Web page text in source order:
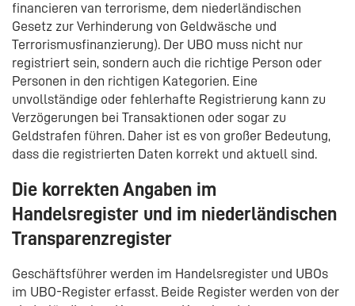
financieren van terrorisme, dem niederländischen
Gesetz zur Verhinderung von Geldwäsche und
Terrorismusfinanzierung). Der UBO muss nicht nur
registriert sein, sondern auch die richtige Person oder
Personen in den richtigen Kategorien. Eine
unvollständige oder fehlerhafte Registrierung kann zu
Verzögerungen bei Transaktionen oder sogar zu
Geldstrafen führen. Daher ist es von großer Bedeutung,
dass die registrierten Daten korrekt und aktuell sind.
Die korrekten Angaben im
Handelsregister und im niederländischen
Transparenzregister
Geschäftsführer werden im Handelsregister und UBOs
im UBO-Register erfasst. Beide Register werden von der